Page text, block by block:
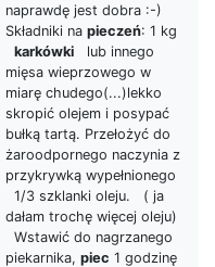
naprawdę jest dobra :-)
Składniki na pieczeń: 1 kg
karkówki lub innego
mięsa wieprzowego w
miarę chudego(...)lekko
skropić olejem i posypać
bułką tartą. Przełożyć do
żaroodpornego naczynia z
przykrywką wypełnionego
1/3 szklanki oleju. ( ja
dałam trochę więcej oleju)
Wstawić do nagrzanego
piekarnika, piec 1 godzinę